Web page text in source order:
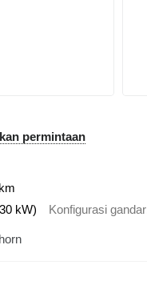
permintaan
kW) Konfigurasi gandar